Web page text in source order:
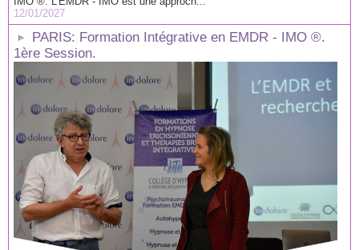
12/01/2027
PARIS: Formation Intégrative en EMDR - IMO ®.
1ère Session.